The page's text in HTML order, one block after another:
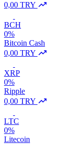
0,00 TRY
BCH
0%
Bitcoin Cash
0,00 TRY
XRP
0%
Ripple
0,00 TRY
LTC
0%
Litecoin